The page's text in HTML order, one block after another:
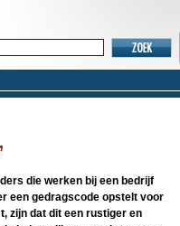
die werken bij een bedrijf
een gedragscode opstelt voor
zijn dat dit een rustiger en